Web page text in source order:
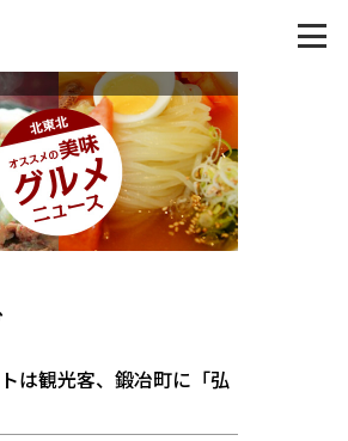
は観光客、鍛冶町に「弘